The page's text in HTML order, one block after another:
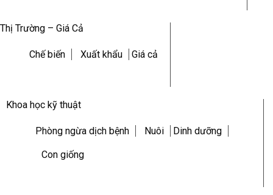
Thị Trường – Giá Cả
Chế biến Xuất khẩu Giá cả
Khoa học kỹ thuật
Phòng ngừa dịch bệnh Nuôi Dinh dưỡng
Con giống